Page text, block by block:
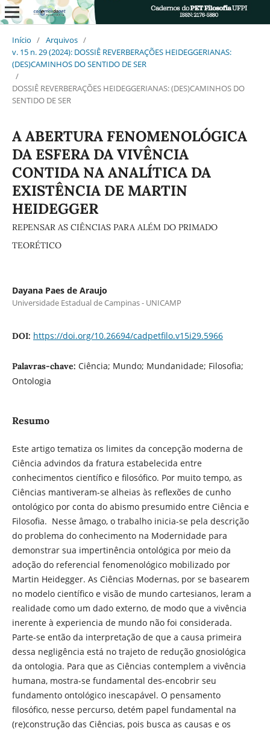
Início / Arquivos /
v. 15 n. 29 (2024): DOSSIÊ REVERBERAÇÕES HEIDEGGERIANAS:
(DES)CAMINHOS DO SENTIDO DE SER
/
DOSSIÊ REVERBERAÇÕES HEIDEGGERIANAS: (DES)CAMINHOS DO
SENTIDO DE SER
A ABERTURA FENOMENOLÓGICA
DA ESFERA DA VIVÊNCIA
CONTIDA NA ANALÍTICA DA
EXISTÊNCIA DE MARTIN
HEIDEGGER
REPENSAR AS CIÊNCIAS PARA ALÉM DO PRIMADO
TEORÉTICO
Dayana Paes de Araujo
Universidade Estadual de Campinas - UNICAMP
DOI: https://doi.org/10.26694/cadpetfilo.v15i29.5966
Palavras-chave: Ciência; Mundo; Mundanidade; Filosofia;
Ontologia
Resumo
Este artigo tematiza os limites da concepção moderna de
Ciência advindos da fratura estabelecida entre
conhecimentos científico e filosófico. Por muito tempo, as
Ciências mantiveram-se alheias às reflexões de cunho
ontológico por conta do abismo presumido entre Ciência e
Filosofia. Nesse âmago, o trabalho inicia-se pela descrição
do problema do conhecimento na Modernidade para
demonstrar sua impertinência ontológica por meio da
adoção do referencial fenomenológico mobilizado por
Martin Heidegger. As Ciências Modernas, por se basearem
no modelo científico e visão de mundo cartesianos, leram a
realidade como um dado externo, de modo que a vivência
inerente à experiencia de mundo não foi considerada.
Parte-se então da interpretação de que a causa primeira
dessa negligência está no trajeto de redução gnosiológica
da ontologia. Para que as Ciências contemplem a vivência
humana, mostra-se fundamental des-encobrir seu
fundamento ontológico inescapável. O pensamento
filosófico, nesse percurso, detém papel fundamental na
(re)construção das Ciências, pois busca as causas e os